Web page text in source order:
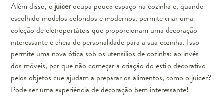
Além disso, o juicerocupa pouco espaço na cozinha e, quando
escolhido modelos coloridos e modernos, permite criar uma
coleção de eletroportáteis que proporcionam uma decoração
interessante e cheia de personalidade para a sua cozinha. Isso
permite uma nova ótica sob os utensílios de cozinha: ao invés
dos móveis, por que não começar a criação do estilo decorativo
pelos objetos que ajudam a preparar os alimentos, como o juicer?
Pode ser uma experiência de decoração bem interessante!